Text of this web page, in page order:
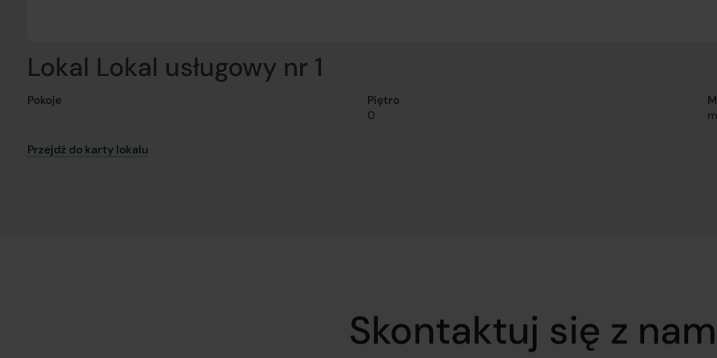
Lokal Lokal usługowy nr 1
Pokoje
Piętro
0
Przejdź do karty lokalu
Skontaktuj się z